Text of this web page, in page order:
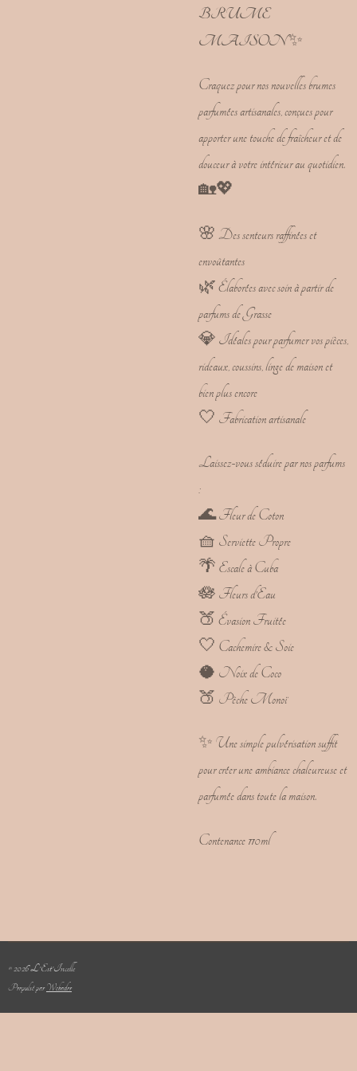
BRUME
MAISON✨
Craquez pour nos nouvelles brumes
parfumées artisanales, conçues pour
apporter une touche de fraîcheur et de
douceur à votre intérieur au quotidien.
🏡💖
🌸 Des senteurs raffinées et
envoûtantes
🌿 Élaborées avec soin à partir de
parfums de Grasse
💎 Idéales pour parfumer vos pièces,
rideaux, coussins, linge de maison et
bien plus encore
🤍 Fabrication artisanale
Laissez-vous séduire par nos parfums
:
🌊 Fleur de Coton
🧺 Serviette Propre
🌴 Escale à Cuba
🪷 Fleurs d’Eau
🍑 Évasion Fruitée
🤍 Cachemire & Soie
🥥 Noix de Coco
🍑 Pêche Monoï
✨ Une simple pulvérisation suffit
pour créer une ambiance chaleureuse et
parfumée dans toute la maison.
Contenance 110ml
© 2026 L'Est'Incelle
Propulsé parWebador